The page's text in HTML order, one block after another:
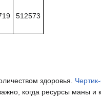
512573
здоровья.
когда ресурсы маны и